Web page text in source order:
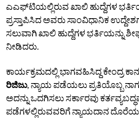
ಎಎಫ್‌ಟಿಯಲ್ಲಿರುವ ಖಾಲಿ ಹುದ್ದೆಗಳ
ಪ್ರಸ್ತಾಪಿಸಿದ ಅವರು ಸಾಂವಿಧಾನಿಕ
ಸಲುವಾಗಿ ಖಾಲಿ ಹುದ್ದೆಗಳ ಭರ್ತಿಯನ್ನು
ನೀಡಿದರು.
ಕಾರ್ಯಕ್ರಮದಲ್ಲಿ ಭಾಗವಹಿಸಿದ್ದ ಕೇಂದ್ರ
ರಿಜಿಜು, ನ್ಯಾಯ ಪಡೆಯಲು ಪ್ರತಿಯೊಬ್ಬ
ಅದನ್ನು ಒದಗಿಸಲು ಸರ್ಕಾರವು
ಪಡೆಗಳಲ್ಲಿರುವವರಿಗೆ ನ್ಯಾಯದಾನ